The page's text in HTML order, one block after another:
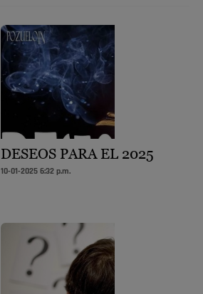
DESEOS PARA EL 2025
10-01-2025 6:32 p.m.